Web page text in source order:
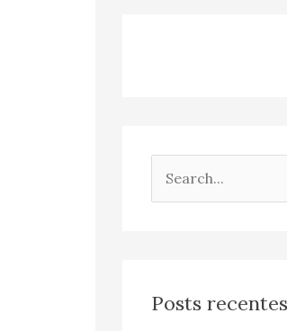
u
Posts recentes